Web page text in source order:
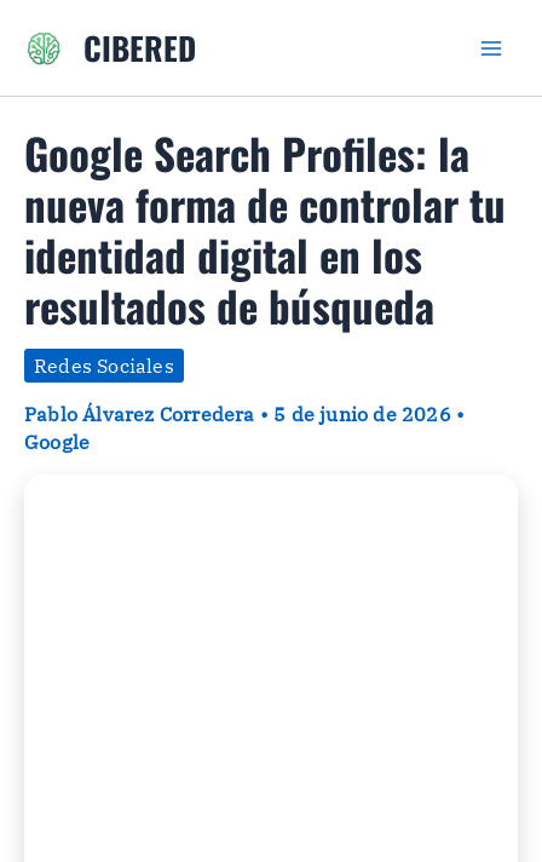
CIBERED
Google Search Profiles: la
nueva forma de controlar tu
identidad digital en los
resultados de búsqueda
Redes Sociales
Pablo Álvarez Corredera • 5 de junio de 2026 •
Google